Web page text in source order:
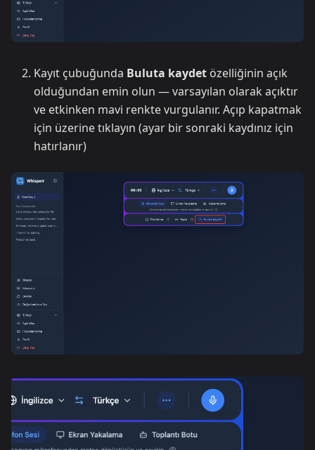
Kayıt çubuğunda Buluta kaydet özelliğinin açık
olduğundan emin olun — varsayılan olarak açıktır
ve etkinken mavi renkte vurgulanır. Açıp kapatmak
için üzerine tıklayın (ayar bir sonraki kaydınız için
hatırlanır)